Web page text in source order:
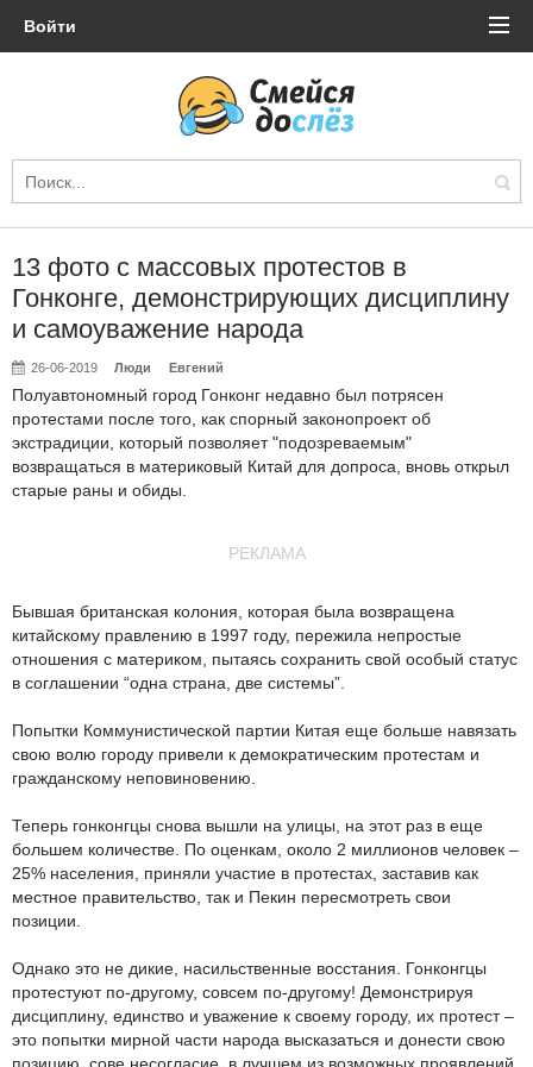
Войти
13 фото с массовых протестов в
Гонконге, демонстрирующих дисциплину
и самоуважение народа
26-06-2019 Люди Евгений
Полуавтономный город Гонконг недавно был потрясен
протестами после того, как спорный законопроект об
экстрадиции, который позволяет "подозреваемым"
возвращаться в материковый Китай для допроса, вновь открыл
старые раны и обиды.
РЕКЛАМА
Бывшая британская колония, которая была возвращена
китайскому правлению в 1997 году, пережила непростые
отношения с материком, пытаясь сохранить свой особый статус
в соглашении “одна страна, две системы”.
Попытки Коммунистической партии Китая еще больше навязать
свою волю городу привели к демократическим протестам и
гражданскому неповиновению.
Теперь гонконгцы снова вышли на улицы, на этот раз в еще
большем количестве. По оценкам, около 2 миллионов человек –
25% населения, приняли участие в протестах, заставив как
местное правительство, так и Пекин пересмотреть свои
позиции.
Однако это не дикие, насильственные восстания. Гонконгцы
протестуют по-другому, совсем по-другому! Демонстрируя
дисциплину, единство и уважение к своему городу, их протест –
это попытки мирной части народа высказаться и донести свою